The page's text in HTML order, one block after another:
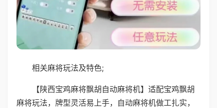
相关麻将玩法及特色;
【陕西宝鸡麻将飘胡自动麻将机】适配宝鸡飘胡
麻将玩法，牌型灵活易上手，自动麻将机做工扎实，